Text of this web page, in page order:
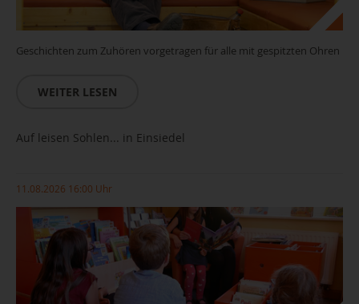
Geschichten zum Zuhören vorgetragen für alle mit gespitzten Ohren
WEITER LESEN
Auf leisen Sohlen... in Einsiedel
11.08.2026 16:00 Uhr